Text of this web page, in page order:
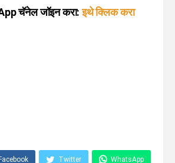
चॅनेल जॉइन करा: इथे क्लिक करा
Facebook Twitter WhatsApp